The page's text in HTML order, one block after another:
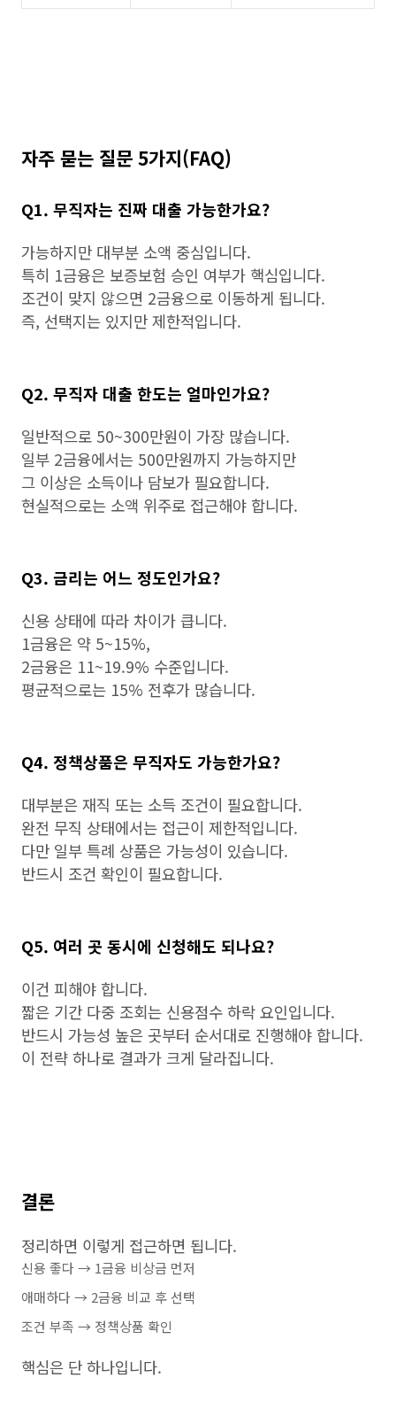
자주 묻는 질문 5가지(FAQ)
Q1. 무직자는 진짜 대출 가능한가요?
가능하지만 대부분 소액 중심입니다.
특히 1금융은 보증보험 승인 여부가 핵심입니다.
조건이 맞지 않으면 2금융으로 이동하게 됩니다.
즉, 선택지는 있지만 제한적입니다.
Q2. 무직자 대출 한도는 얼마인가요?
일반적으로 50~300만원이 가장 많습니다.
일부 2금융에서는 500만원까지 가능하지만
그 이상은 소득이나 담보가 필요합니다.
현실적으로는 소액 위주로 접근해야 합니다.
Q3. 금리는 어느 정도인가요?
신용 상태에 따라 차이가 큽니다.
1금융은 약 5~15%,
2금융은 11~19.9% 수준입니다.
평균적으로는 15% 전후가 많습니다.
Q4. 정책상품은 무직자도 가능한가요?
대부분은 재직 또는 소득 조건이 필요합니다.
완전 무직 상태에서는 접근이 제한적입니다.
다만 일부 특례 상품은 가능성이 있습니다.
반드시 조건 확인이 필요합니다.
Q5. 여러 곳 동시에 신청해도 되나요?
이건 피해야 합니다.
짧은 기간 다중 조회는 신용점수 하락 요인입니다.
반드시 가능성 높은 곳부터 순서대로 진행해야 합니다.
이 전략 하나로 결과가 크게 달라집니다.
결론
정리하면 이렇게 접근하면 됩니다.
신용 좋다 → 1금융 비상금 먼저
애매하다 → 2금융 비교 후 선택
조건 부족 → 정책상품 확인
핵심은 단 하나입니다.